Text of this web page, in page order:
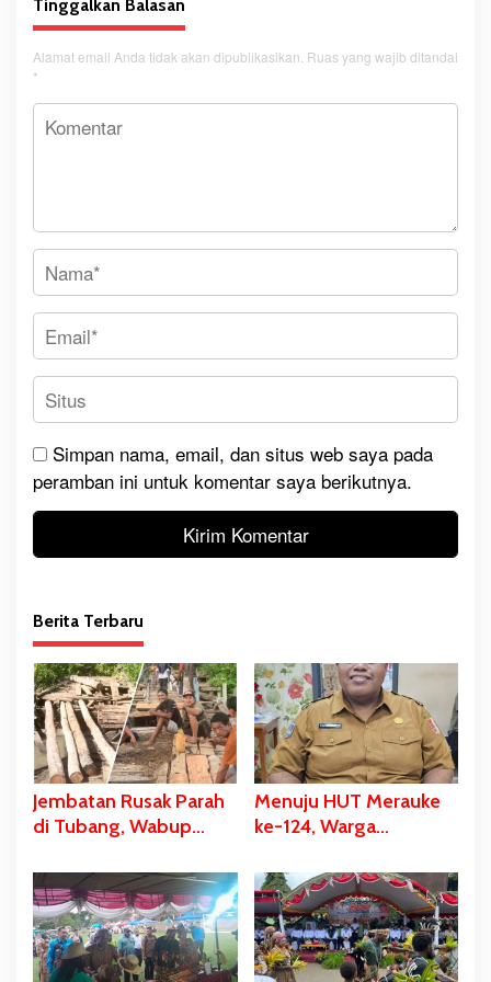
Tinggalkan Balasan
Alamat email Anda tidak akan dipublikasikan. Ruas yang wajib ditandai
*
Simpan nama, email, dan situs web saya pada
peramban ini untuk komentar saya berikutnya.
Berita Terbaru
Jembatan Rusak Parah
di Tubang, Wabup
dan Eksekusi Berikan
Bantuan Dana
Perbaikan
Menuju HUT Merauke
ke-124, Warga
Akan Dapat Kado
Spesial